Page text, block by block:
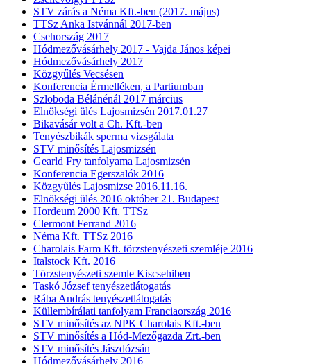
STV zárás a Néma Kft.-ben (2017. május)
TTSz Anka Istvánnál 2017-ben
Csehország 2017
Hódmezővásárhely 2017 - Vajda János képei
Hódmezővásárhely 2017
Közgyűlés Vecsésen
Konferencia Érmelléken, a Partiumban
Szloboda Bélánénál 2017 március
Elnökségi ülés Lajosmizsén 2017.01.27
Bikavásár volt a Ch. Kft.-ben
Tenyészbikák sperma vizsgálata
STV minősítés Lajosmizsén
Gearld Fry tanfolyama Lajosmizsén
Konferencia Egerszalók 2016
Közgyűlés Lajosmizse 2016.11.16.
Elnökségi ülés 2016 október 21. Budapest
Hordeum 2000 Kft. TTSz
Clermont Ferrand 2016
Néma Kft. TTSz 2016
Charolais Farm Kft. törzstenyészeti szemléje 2016
Italstock Kft. 2016
Törzstenyészeti szemle Kiscsehiben
Taskó József tenyészetlátogatás
Rába András tenyészetlátogatás
Küllembírálati tanfolyam Franciaország 2016
STV minősítés az NPK Charolais Kft.-ben
STV minősítés a Hód-Mezőgazda Zrt.-ben
STV minősítés Jászdózsán
Hódmezővásárhely 2016